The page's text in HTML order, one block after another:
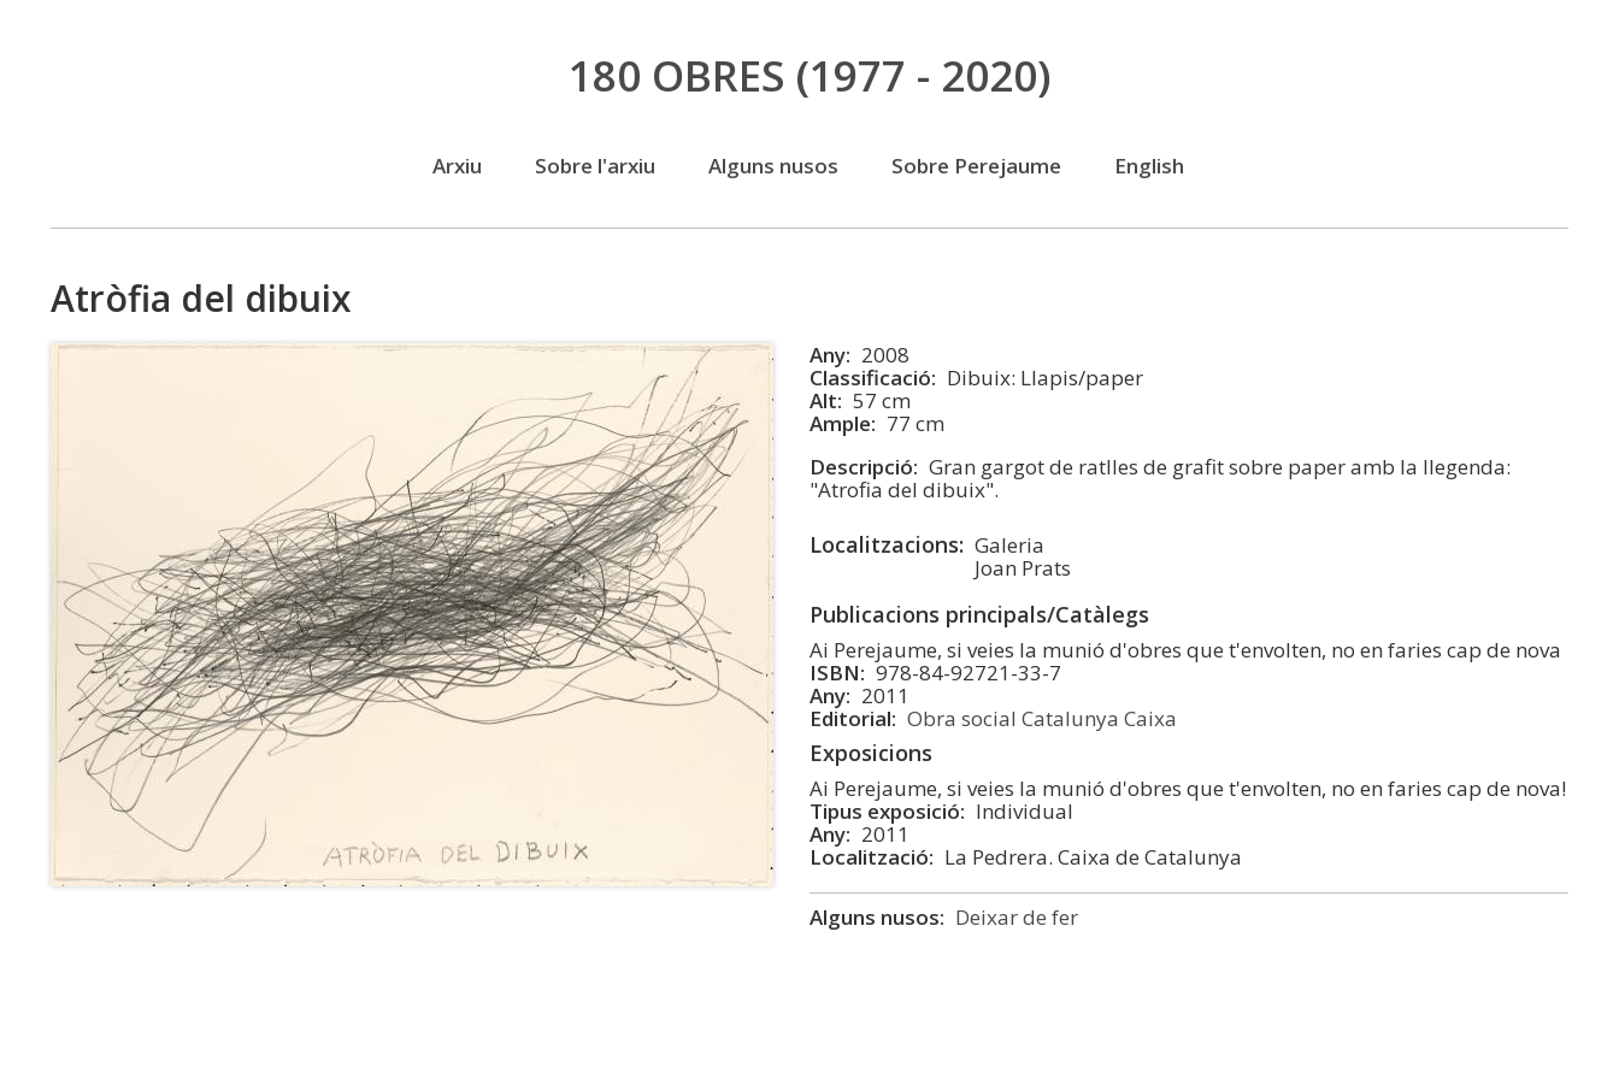
al
contingut
180 OBRES (1977 - 2020)
Arxiu Sobre l'arxiu Alguns nusos Sobre Perejaume English
Atròfia del dibuix
Any
2008
Classificació
Dibuix: Llapis/paper
Alt
57 cm
Ample
77 cm
Descripció
Gran gargot de ratlles de grafit sobre paper amb la llegenda:
"Atrofia del dibuix".
Localitzacions
Galeria
Joan Prats
Publicacions principals/Catàlegs
Ai Perejaume, si veies la munió d'obres que t'envolten, no en faries cap de nova
ISBN
978-84-92721-33-7
Any
2011
Editorial
Obra social Catalunya Caixa
Exposicions
Ai Perejaume, si veies la munió d'obres que t'envolten, no en faries cap de nova!
Tipus exposició
Individual
Any
2011
Localització
La Pedrera. Caixa de Catalunya
Alguns nusos Deixar de fer